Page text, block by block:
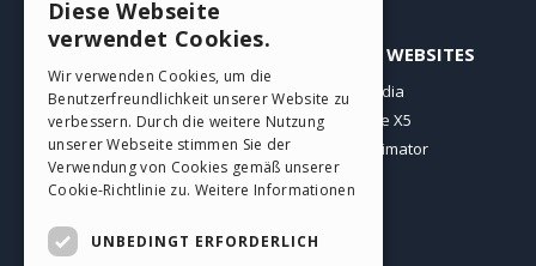
PROFIL
Meine Beiträge
Meine Lizenz
Download
Webhosting
ANDERE WEBSITES
Incomedia
WebSite X5
WebAnimator
GERMAN
SPANISH
PORTUGUESE
Diese Webseite
verwendet Cookies.
Wir verwenden Cookies, um die
Benutzerfreundlichkeit unserer Website zu
verbessern. Durch die weitere Nutzung
unserer Webseite stimmen Sie der
Verwendung von Cookies gemäß unserer
Cookie-Richtlinie zu. Weitere Informationen
UNBEDINGT ERFORDERLICH